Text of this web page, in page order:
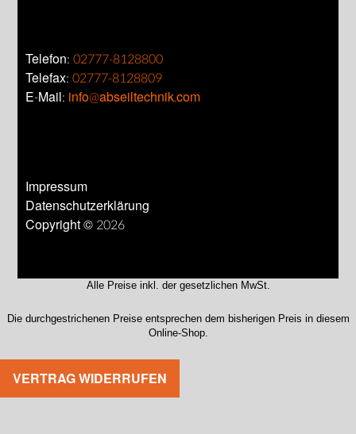
Telefon:02777-8128800
Telefax:02777-8128809
E-Mail: info@abseiltechnik.com
Impressum
Datenschutzerklärung
Copyright © 2026
Alle Preise inkl. der gesetzlichen MwSt.
Die durchgestrichenen Preise entsprechen dem bisherigen Preis in diesem
Online-Shop.
VERTRAG WIDERRUFEN